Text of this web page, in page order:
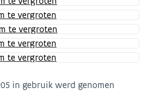
in gebruik werd genomen